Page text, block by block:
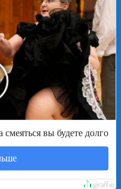
смеяться вы будете долго